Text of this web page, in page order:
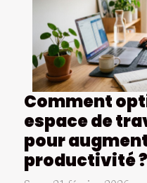
Comment
espace de
pour
productivité ?